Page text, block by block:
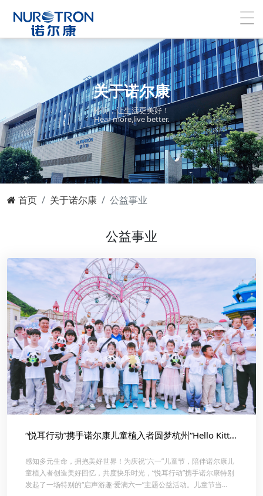
关于诺尔康
聆听，让生活更美好！
Hear more,live better.
首页 关于诺尔康 公益事业
公益事业
“悦耳行动”携手诺尔康儿童植入者圆梦杭州“Hello Kitty乐园”！
感知多元生命，拥抱美好世界！为庆祝“六一”儿童节，陪伴诺尔康儿
童植入者创造美好回忆，共度快乐时光，“悦耳行动”携手诺尔康特别
发起了一场特别的“启声游趣·爱满六一”主题公益活动。儿童节当